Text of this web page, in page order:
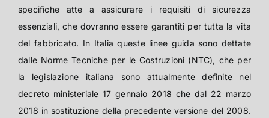
specifiche atte a assicurare i requisiti di sicurezza
essenziali, che dovranno essere garantiti per tutta la vita
del fabbricato. In Italia queste linee guida sono dettate
dalle Norme Tecniche per le Costruzioni (NTC), che per
la legislazione italiana sono attualmente definite nel
decreto ministeriale 17 gennaio 2018 che dal 22 marzo
2018 in sostituzione della precedente versione del 2008.